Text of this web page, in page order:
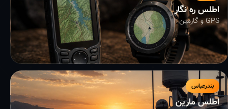
اطلس ره نگار
GPS و گارمین
بندرعباس
اطلس مارین